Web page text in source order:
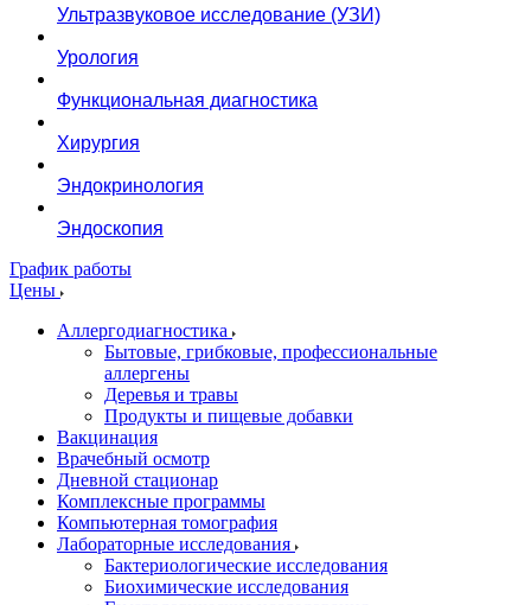
Ультразвуковое исследование (УЗИ)
Урология
Функциональная диагностика
Хирургия
Эндокринология
Эндоскопия
График работы
Цены
Аллергодиагностика
Бытовые, грибковые, профессиональные
аллергены
Деревья и травы
Продукты и пищевые добавки
Вакцинация
Врачебный осмотр
Дневной стационар
Комплексные программы
Компьютерная томография
Лабораторные исследования
Бактериологические исследования
Биохимические исследования